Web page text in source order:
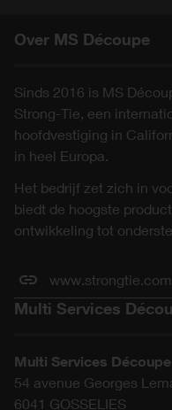
Over MS Découpe
Sinds 2016 is MS
Strong-Tie, een
hoofdvestiging in
in heel Europa.
Het bedrijf zet zich in
biedt de hoogste
ontwikkeling tot
www.strongtie.com
Multi Services
Multi Services Découpe
54 avenue Georges
6041 GOSSELIES